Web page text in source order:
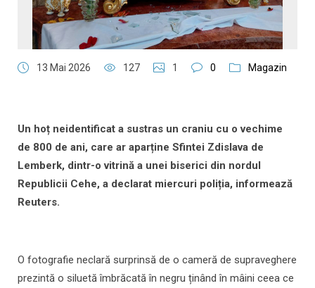
13 Mai 2026 127 1 0 Magazin
Un hoț neidentificat a sustras un craniu cu o vechime
de 800 de ani, care ar aparține Sfintei Zdislava de
Lemberk, dintr-o vitrină a unei biserici din nordul
Republicii Cehe, a declarat miercuri poliția, informează
Reuters.
O fotografie neclară surprinsă de o cameră de supraveghere
prezintă o siluetă îmbrăcată în negru ținând în mâini ceea ce